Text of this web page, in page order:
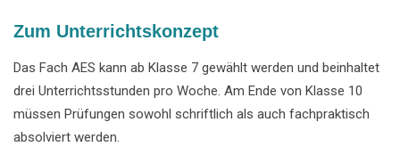
Zum Unterrichtskonzept
Das Fach AES kann ab Klasse 7 gewählt werden und beinhaltet
drei Unterrichtsstunden pro Woche. Am Ende von Klasse 10
müssen Prüfungen sowohl schriftlich als auch fachpraktisch
absolviert werden.